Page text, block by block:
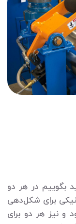
بگوییم در هر دو
برای شکل‌دهی
و نیز هر دو برای